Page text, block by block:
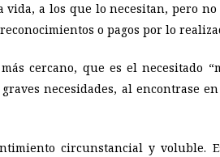
a los que lo necesitan, pero
o pagos por lo
cercano, que es el necesitado
necesidades, al encontrase
circunstancial y voluble.